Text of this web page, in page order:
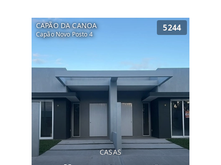
CAPÃO DA CANOA
Capão Novo Posto 4
5244
CASAS